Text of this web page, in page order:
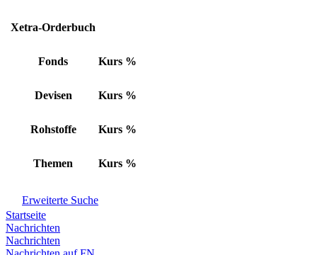
Xetra-Orderbuch
Fonds Kurs %
Devisen Kurs %
Rohstoffe Kurs %
Themen Kurs %
Erweiterte Suche
Startseite
Nachrichten
Nachrichten